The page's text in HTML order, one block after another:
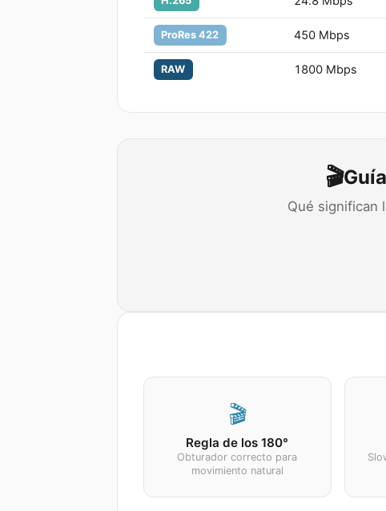
ProRes 422 450Mbps
RAW 1800Mbps
🎬
Qué significan
🎬
Regla de los 180°
Obturador correcto para
movimiento natural